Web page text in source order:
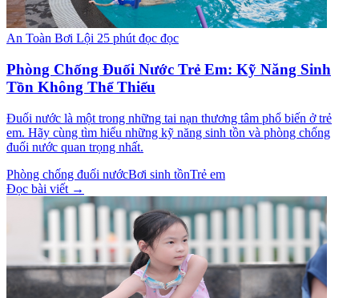
An Toàn Bơi Lội 25 phút đọc đọc
Phòng Chống Đuối Nước Trẻ Em: Kỹ Năng Sinh
Tồn Không Thể Thiếu
Đuối nước là một trong những tai nạn thương tâm phổ biến ở trẻ
em. Hãy cùng tìm hiểu những kỹ năng sinh tồn và phòng chống
đuối nước quan trọng nhất.
Phòng chống đuối nướcBơi sinh tồnTrẻ em
Đọc bài viết →